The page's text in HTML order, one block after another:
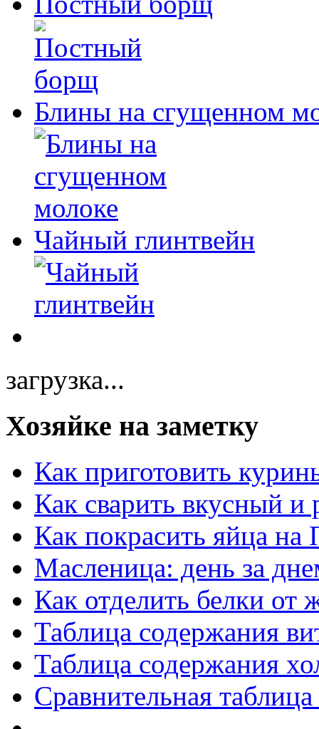
Блины на сгущенном
Чайный глинтвейн
загрузка...
Хозяйке на заметку
Как приготовить
Как сварить вкусный и
Как покрасить яйца на
Масленица: день за
Как отделить белки от
Таблица содержания
Таблица содержания
Сравнительная